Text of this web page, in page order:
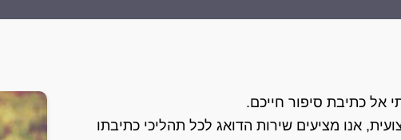
אל כתיבת סיפור חייכם.
אנו מציעים שירות הדואג לכל תהליכי כתיבתו